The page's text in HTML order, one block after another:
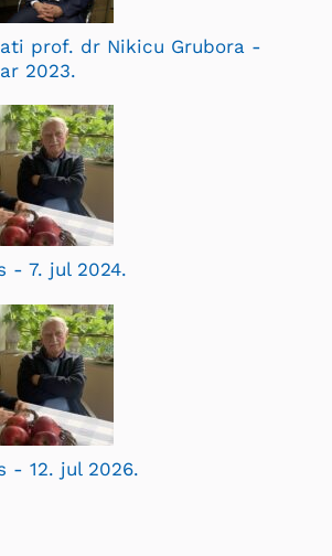
prof. dr Nikicu Grubora -
2023.
- 7. jul 2024.
- 12. jul 2026.